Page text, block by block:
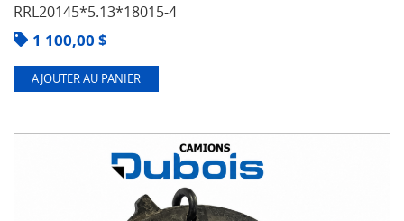
RRL20145*5.13*18015-4
1 100,00 $
AJOUTER AU PANIER